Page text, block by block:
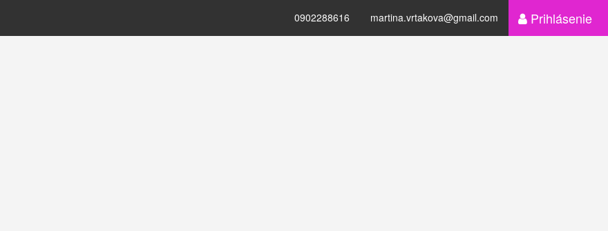
Prihlásenie
0902288616 martina.vrtakova@gmail.com